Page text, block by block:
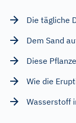
Die tägliche
Dem Sand
Diese
Wie die
Wasserstoff